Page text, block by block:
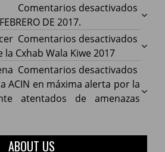
Cauca
con
de
Comentarios desactivados
ACIN
DE
DE 2017.
Comentarios desactivados
Hacía
la
Cxhab Wala Kiwe 2017
Comentarios desactivados
ACIN en máxima alerta por la
atentados de amenazas
ABOUT US